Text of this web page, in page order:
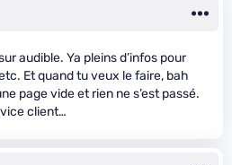
audible. Ya pleins d’infos pour
Et quand tu veux le faire, bah
page vide et rien ne s’est passé.
client…